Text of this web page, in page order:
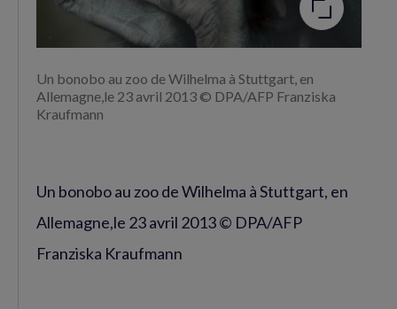
Un bonobo au zoo de Wilhelma à Stuttgart, en
Allemagne,le 23 avril 2013 © DPA/AFP Franziska
Kraufmann
Un bonobo au zoo de Wilhelma à Stuttgart, en
Allemagne,le 23 avril 2013 © DPA/AFP
Franziska Kraufmann